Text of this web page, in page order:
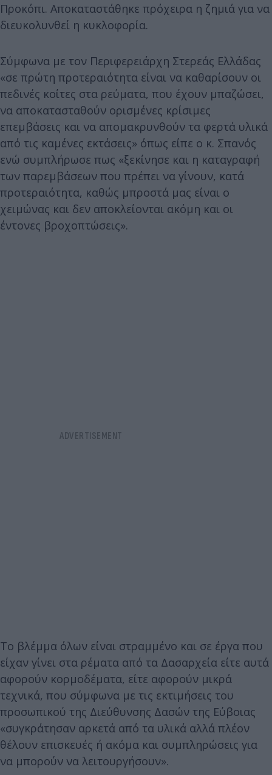
Προκόπι. Αποκαταστάθηκε πρόχειρα η ζημιά για να
διευκολυνθεί η κυκλοφορία.
Σύμφωνα με τον Περιφερειάρχη Στερεάς Ελλάδας
«σε πρώτη προτεραιότητα είναι να καθαρίσουν οι
πεδινές κοίτες στα ρεύματα, που έχουν μπαζώσει,
να αποκατασταθούν ορισμένες κρίσιμες
επεμβάσεις και να απομακρυνθούν τα φερτά υλικά
από τις καμένες εκτάσεις» όπως είπε ο κ. Σπανός
ενώ συμπλήρωσε πως «ξεκίνησε και η καταγραφή
των παρεμβάσεων που πρέπει να γίνουν, κατά
προτεραιότητα, καθώς μπροστά μας είναι ο
χειμώνας και δεν αποκλείονται ακόμη και οι
έντονες βροχοπτώσεις».
Το βλέμμα όλων είναι στραμμένο και σε έργα που
είχαν γίνει στα ρέματα από τα Δασαρχεία είτε αυτά
αφορούν κορμοδέματα, είτε αφορούν μικρά
τεχνικά, που σύμφωνα με τις εκτιμήσεις του
προσωπικού της Διεύθυνσης Δασών της Εύβοιας
«συγκράτησαν αρκετά από τα υλικά αλλά πλέον
θέλουν επισκευές ή ακόμα και συμπληρώσεις για
να μπορούν να λειτουργήσουν».